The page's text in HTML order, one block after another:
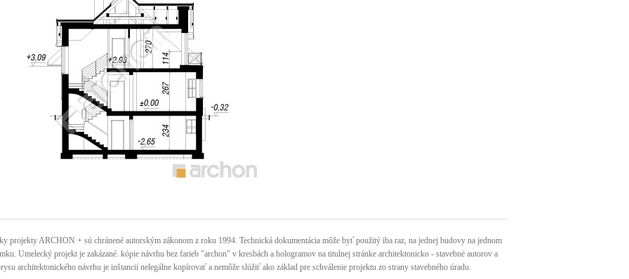
projekty ARCHON + sú chránené autorským zákonom z roku 1994. Technická dokumentácia môže byť použitý iba raz, na jednej budovy na jednom
Umelecký projekt je zakázané. kópie návrhu bez farieb "archon" v kresbách a hologramov na titulnej stránke architektonicko - stavebné autorov a
architektonického návrhu je inštancií nelegálne kopírovať a nemôže slúžiť ako základ pre schválenie projektu zo strany stavebného úradu.